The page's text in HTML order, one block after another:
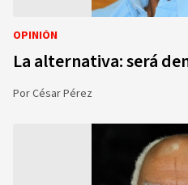
OPINIÓN
La alternativa: será
PorCésar Pérez